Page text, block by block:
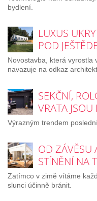
bydlení.
LUXUS
POD
Novostavba, která vyrostla
navazuje na odkaz
SEKČNÍ,
VRATA
Výrazným trendem
OD ZÁVĚSU
STÍNĚNÍ NA
Zatímco v zimě vítáme
slunci účinně bránit.